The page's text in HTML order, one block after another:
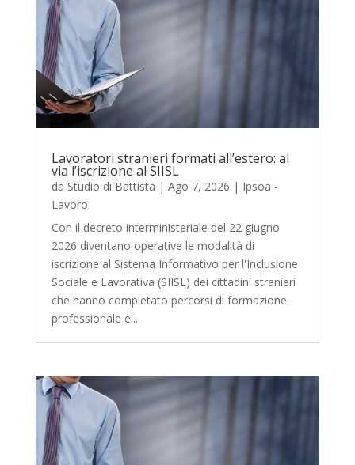
Lavoratori stranieri formati all’estero: al
via l’iscrizione al SIISL
da Studio di Battista | Ago 7, 2026 | Ipsoa -
Lavoro
Con il decreto interministeriale del 22 giugno
2026 diventano operative le modalità di
iscrizione al Sistema Informativo per l'Inclusione
Sociale e Lavorativa (SIISL) dei cittadini stranieri
che hanno completato percorsi di formazione
professionale e...